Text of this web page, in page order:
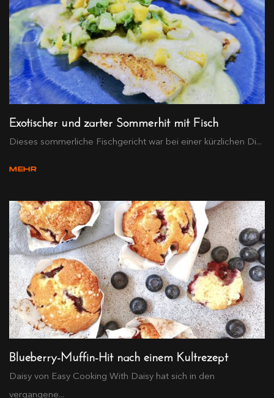
Exotischer und zarter Sommerhit mit Fisch
Dieses sommerliche Fischgericht war bei einer kürzlichen Di...
MEHR
Blueberry-Muffin-Hit nach einem Kultrezept
Daisy von Easy Cooking With Daisy hat sich in den
vergangene...